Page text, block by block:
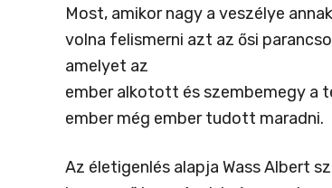
Most, amikor nagy a veszélye
volna felismerni azt az ősi
amelyet az
ember alkotott és szembemegy a
ember még ember tudott maradni.
Az életigenlés alapja Wass Albert